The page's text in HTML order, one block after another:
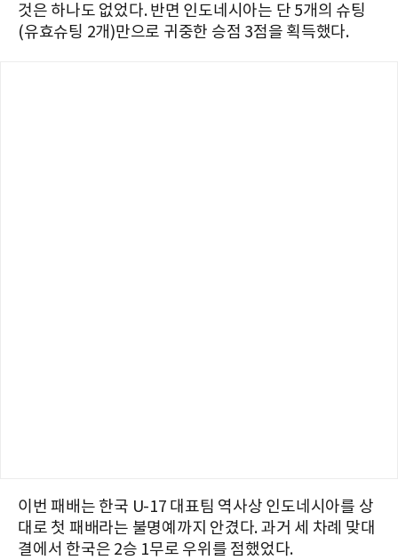
것은 하나도 없었다. 반면 인도네시아는 단 5개의 슈팅
(유효슈팅 2개)만으로 귀중한 승점 3점을 획득했다.
이번 패배는 한국 U-17 대표팀 역사상 인도네시아를 상
대로 첫 패배라는 불명예까지 안겼다. 과거 세 차례 맞대
결에서 한국은 2승 1무로 우위를 점했었다.